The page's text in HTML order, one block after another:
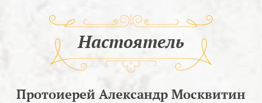
Настоятель
Протоиерей Александр Москвитин